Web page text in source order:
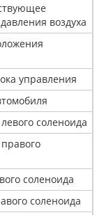
воздуха
управления
соленоида
соленоида
соленоида